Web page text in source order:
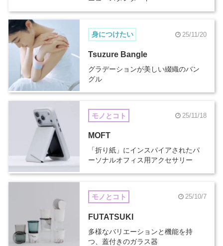
身につけたい 25/11/20
Tsuzure Bangle
グラデーションが美しい綴織のバン
グル
モノとコト 25/11/18
MOFT
「折り紙」にインスパイアされたパ
ーソナルオフィス用アクセサリー
モノとコト 25/10/7
FUTATSUKI
多様なバリエーションと機能を持
つ、蓋付きのガラス器